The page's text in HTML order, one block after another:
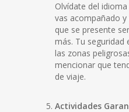
Olvídate del
vas acompañado
que se presente
más. Tu seguridad
las zonas
mencionar que
de viaje.
Actividades